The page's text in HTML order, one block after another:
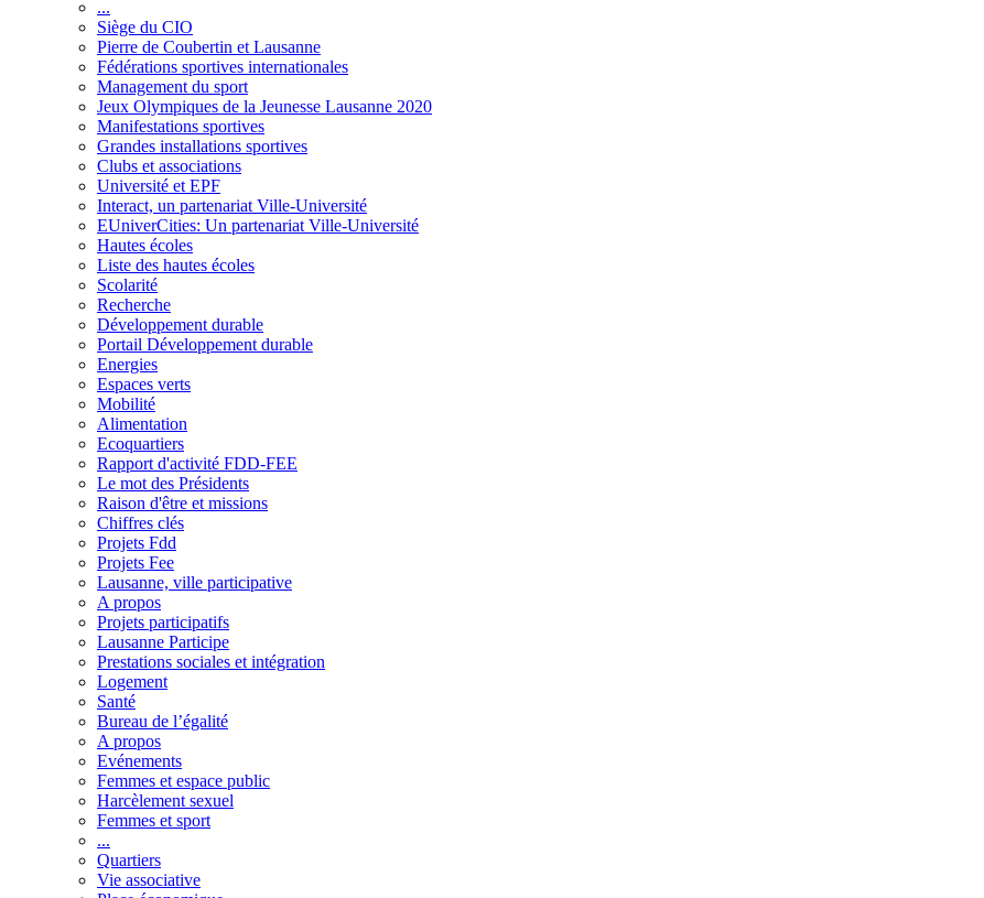
...
Siège du CIO
Pierre de Coubertin et Lausanne
Fédérations sportives internationales
Management du sport
Jeux Olympiques de la Jeunesse Lausanne 2020
Manifestations sportives
Grandes installations sportives
Clubs et associations
Université et EPF
Interact, un partenariat Ville-Université
EUniverCities: Un partenariat Ville-Université
Hautes écoles
Liste des hautes écoles
Scolarité
Recherche
Développement durable
Portail Développement durable
Energies
Espaces verts
Mobilité
Alimentation
Ecoquartiers
Rapport d'activité FDD-FEE
Le mot des Présidents
Raison d'être et missions
Chiffres clés
Projets Fdd
Projets Fee
Lausanne, ville participative
A propos
Projets participatifs
Lausanne Participe
Prestations sociales et intégration
Logement
Santé
Bureau de l’égalité
A propos
Evénements
Femmes et espace public
Harcèlement sexuel
Femmes et sport
...
Quartiers
Vie associative